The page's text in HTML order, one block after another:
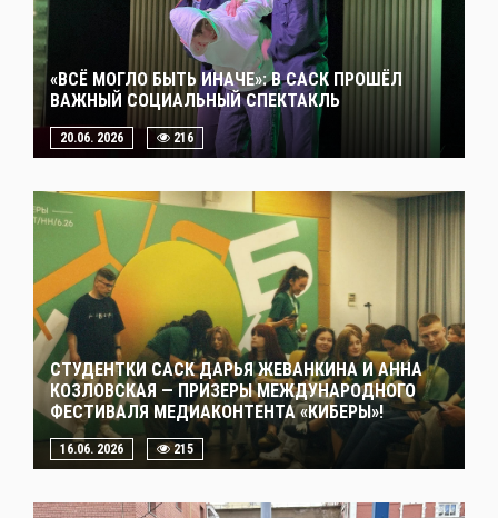
«ВСЁ МОГЛО БЫТЬ ИНАЧЕ»: В САСК ПРОШЁЛ
ВАЖНЫЙ СОЦИАЛЬНЫЙ СПЕКТАКЛЬ
20.06. 2026 216
СТУДЕНТКИ САСК ДАРЬЯ ЖЕВАНКИНА И АННА
КОЗЛОВСКАЯ — ПРИЗЕРЫ МЕЖДУНАРОДНОГО
ФЕСТИВАЛЯ МЕДИАКОНТЕНТА «КИБЕРЫ»!
16.06. 2026 215